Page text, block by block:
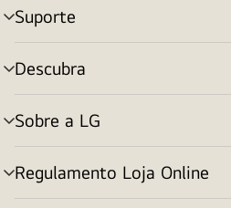
Suporte
alternar
menu
Descubra
alternar
menu
Sobre a LG
alternar
menu
Regulamento Loja Online
alternar
menu